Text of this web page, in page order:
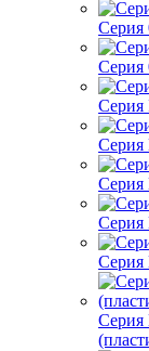
Серия
Серия
Серия
Серия
Серия
Серия
Серия
Серия